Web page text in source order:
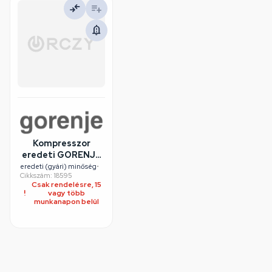
Kompresszor
eredeti GORENJE
hűtőgép
eredeti (gyári) minőség•
Cikkszám: 18595
Csak rendelésre, 15
vagy több
munkanapon belül